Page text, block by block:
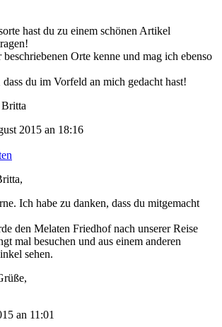
hast du zu einem schönen Artikel
beschriebenen Orte kenne und mag ich ebenso
du im Vorfeld an mich gedacht hast!
2015 an 18:16
Ich habe zu danken, dass du mitgemacht
den Melaten Friedhof nach unserer Reise
mal besuchen und aus einem anderen
sehen.
an 11:01